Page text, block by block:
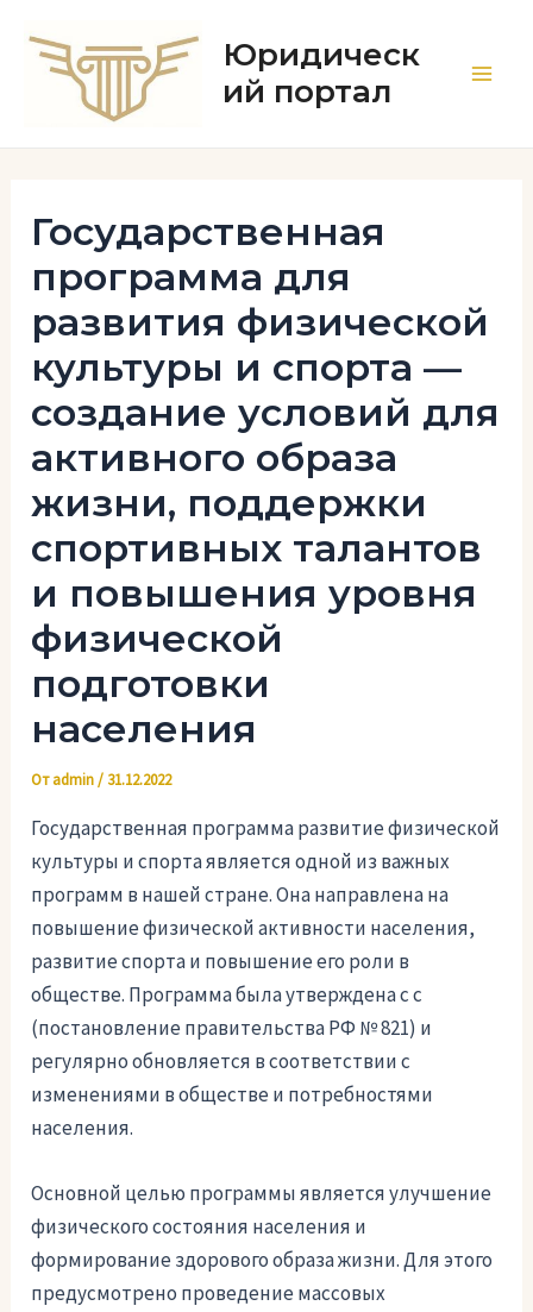
содержимому
Юридическ
ий портал
Государственная
программа для
развития физической
культуры и спорта —
создание условий для
активного образа
жизни, поддержки
спортивных талантов
и повышения уровня
физической
подготовки
населения
Отadmin/ 31.12.2022
Государственная программа развитие физической
культуры и спорта является одной из важных
программ в нашей стране. Она направлена на
повышение физической активности населения,
развитие спорта и повышение его роли в
обществе. Программа была утверждена с с
(постановление правительства РФ № 821) и
регулярно обновляется в соответствии с
изменениями в обществе и потребностями
населения.
Основной целью программы является улучшение
физического состояния населения и
формирование здорового образа жизни. Для этого
предусмотрено проведение массовых